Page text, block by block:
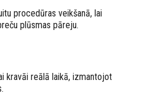
procedūras veikšanā, lai
plūsmas pāreju.
kravāi reālā laikā, izmantojot